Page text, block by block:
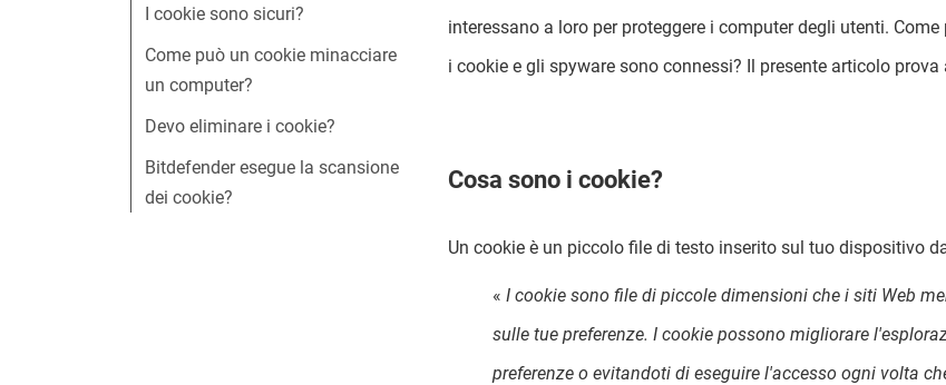
I cookie sono sicuri?
Come può un cookie minacciare
un computer?
Devo eliminare i cookie?
Bitdefender esegue la scansione
dei cookie?
interessano a loro per proteggere i computer degli utenti.
i cookie e gli spyware sono connessi? Il presente articolo
Cosa sono i cookie?
Un cookie è un piccolo file di testo inserito sul tuo dispositivo
« I cookie sono file di piccole dimensioni che i siti Web
sulle tue preferenze. I cookie possono migliorare
preferenze o evitandoti di eseguire l'accesso ogni volta